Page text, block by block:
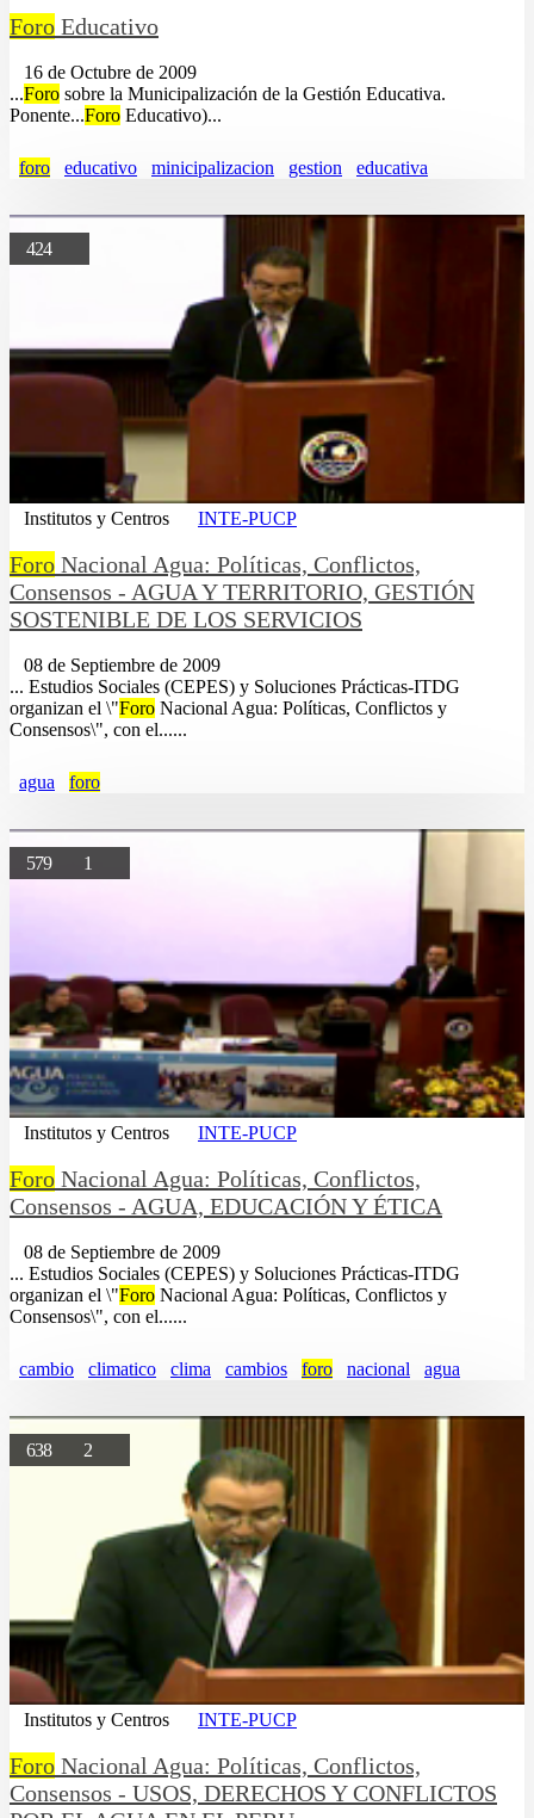
Foro Educativo
16 de Octubre de 2009
...Foro sobre la Municipalización de la Gestión Educativa.
Ponente...Foro Educativo)...
foro educativo minicipalizacion gestion educativa
424
Institutos y Centros INTE-PUCP
Foro Nacional Agua: Políticas, Conflictos,
Consensos - AGUA Y TERRITORIO, GESTIÓN
SOSTENIBLE DE LOS SERVICIOS
08 de Septiembre de 2009
... Estudios Sociales (CEPES) y Soluciones Prácticas-ITDG
organizan el \"Foro Nacional Agua: Políticas, Conflictos y
Consensos\", con el......
agua foro
579 1
Institutos y Centros INTE-PUCP
Foro Nacional Agua: Políticas, Conflictos,
Consensos - AGUA, EDUCACIÓN Y ÉTICA
08 de Septiembre de 2009
... Estudios Sociales (CEPES) y Soluciones Prácticas-ITDG
organizan el \"Foro Nacional Agua: Políticas, Conflictos y
Consensos\", con el......
cambio climatico clima cambios foro nacional agua
638 2
Institutos y Centros INTE-PUCP
Foro Nacional Agua: Políticas, Conflictos,
Consensos - USOS, DERECHOS Y CONFLICTOS